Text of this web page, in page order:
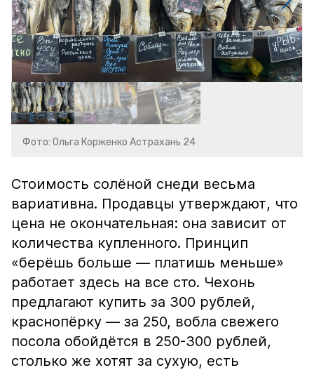
Фото: Ольга Корженко Астрахань 24
Стоимость солёной снеди весьма
вариативна. Продавцы утверждают, что
цена не окончательная: она зависит от
количества купленного. Принцип
«берёшь больше — платишь меньше»
работает здесь на все сто. Чехонь
предлагают купить за 300 рублей,
краснопёрку — за 250, вобла свежего
посола обойдётся в 250-300 рублей,
столько же хотят за сухую, есть